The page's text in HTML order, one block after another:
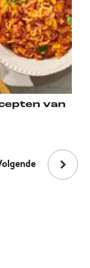
van